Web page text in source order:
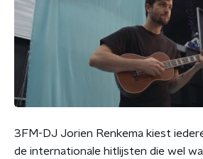
3FM-DJ Jorien Renkema kiest
de internationale hitlijsten die wel